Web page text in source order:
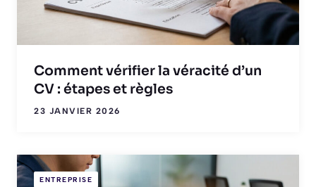
Comment vérifier la véracité d’un
CV : étapes et règles
23 JANVIER 2026
ENTREPRISE